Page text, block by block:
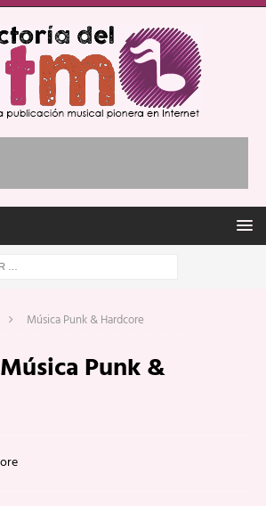
Música Punk & Hardcore
Música Punk &